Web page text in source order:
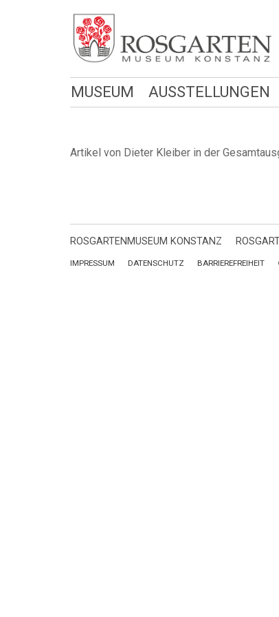
MUSEUM AUSSTELLUNGEN
Artikel von Dieter Kleiber in der
ROSGARTENMUSEUM KONSTANZ
IMPRESSUM DATENSCHUTZ BARRIEREFREIHEIT